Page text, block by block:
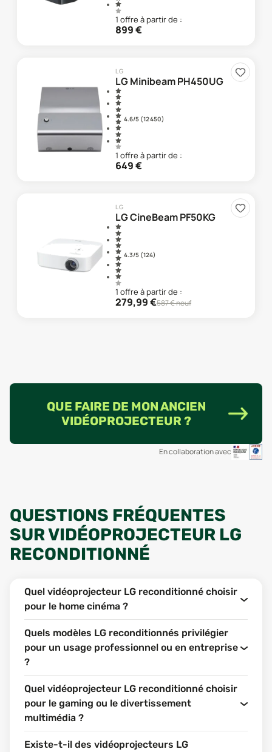
1 offre à partir de :
899€
LG
LG Minibeam PH450UG
4.6/5 (12 450)
1 offre à partir de :
649€
LG
LG CineBeam PF50KG
4.3/5 (124)
1 offre à partir de :
279,99€587€ neuf
QUE FAIRE DE MON ANCIEN
VIDÉOPROJECTEUR ?
En collaboration avec
QUESTIONS FRÉQUENTES
SUR VIDÉOPROJECTEUR LG
RECONDITIONNÉ
Quel vidéoprojecteur LG reconditionné choisir
pour le home cinéma ?
Quels modèles LG reconditionnés privilégier
pour un usage professionnel ou en entreprise
?
Quel vidéoprojecteur LG reconditionné choisir
pour le gaming ou le divertissement
multimédia ?
Existe-t-il des vidéoprojecteurs LG